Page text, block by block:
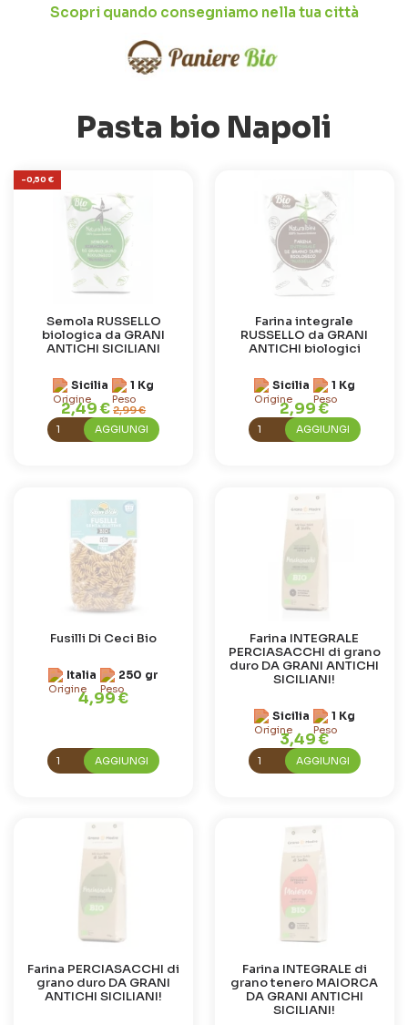
Scopri quando consegniamo nella tua città
Pasta bio Napoli
-0,50 €
Semola RUSSELLO
biologica da GRANI
ANTICHI SICILIANI
Sicilia 1 Kg
2,49 €2,99 €
AGGIUNGI
Farina integrale
RUSSELLO da GRANI
ANTICHI biologici
Sicilia 1 Kg
2,99 €
AGGIUNGI
Fusilli Di Ceci Bio
Italia 250 gr
4,99 €
AGGIUNGI
Farina INTEGRALE
PERCIASACCHI di grano
duro DA GRANI ANTICHI
SICILIANI!
Sicilia 1 Kg
3,49 €
AGGIUNGI
Farina PERCIASACCHI di
grano duro DA GRANI
ANTICHI SICILIANI!
Farina INTEGRALE di
grano tenero MAIORCA
DA GRANI ANTICHI
SICILIANI!